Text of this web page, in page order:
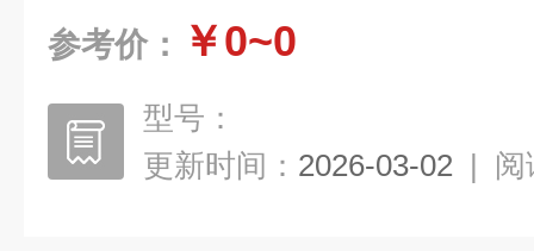
参考价： ￥0~0
型号：
更新时间： 2026-03-02 | 阅